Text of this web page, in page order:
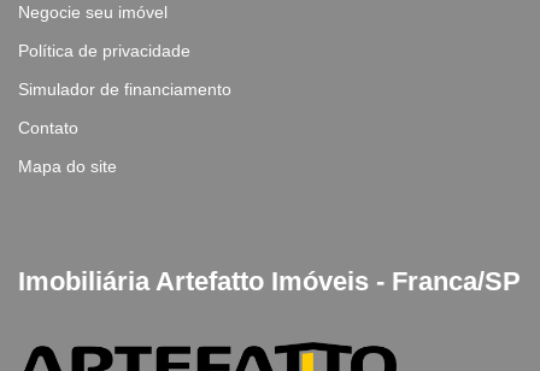
Negocie seu imóvel
Política de privacidade
Simulador de financiamento
Contato
Mapa do site
Imobiliária Artefatto Imóveis - Franca/SP